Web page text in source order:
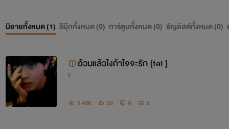
นิยายทั้งหมด (1) อีบุ๊กทั้งหมด (0) การ์ตูนทั้งหมด (0) ธัญลิสต์ทั้งหมด (0)
อ้วนแล้วไงถ้าใจจะรัก {fat }
Y
2.42K 33 6 2